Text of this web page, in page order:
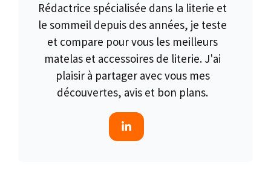
Rédactrice spécialisée dans la literie et
le sommeil depuis des années, je teste
et compare pour vous les meilleurs
matelas et accessoires de literie. J'ai
plaisir à partager avec vous mes
découvertes, avis et bon plans.